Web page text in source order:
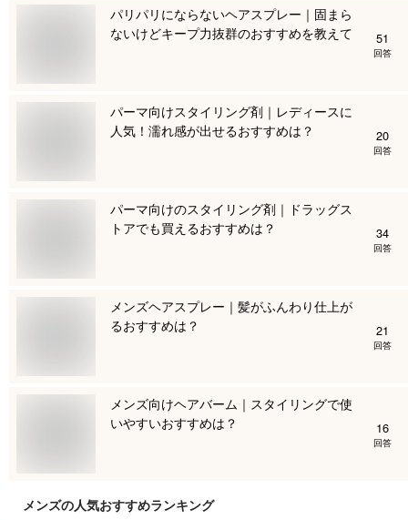
パリパリにならないヘアスプレー｜固まら
ないけどキープ力抜群のおすすめを教えて
51
回答
パーマ向けスタイリング剤｜レディースに
人気！濡れ感が出せるおすすめは？
20
回答
パーマ向けのスタイリング剤｜ドラッグス
トアでも買えるおすすめは？
34
回答
メンズヘアスプレー｜髪がふんわり仕上が
るおすすめは？
21
回答
メンズ向けヘアバーム｜スタイリングで使
いやすいおすすめは？
16
回答
メンズの人気おすすめランキング